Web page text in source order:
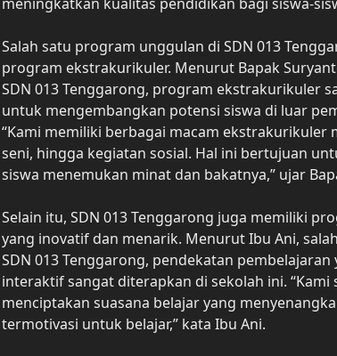
Salah satu program unggulan di SDN 013
program ekstrakurikuler. Menurut Bapak
SDN 013 Tenggarong, program ekstrakurikuler
untuk mengembangkan potensi siswa di luar
“Kami memiliki berbagai macam ekstrakurikuler
seni, hingga kegiatan sosial. Hal ini bertujuan
siswa menemukan minat dan bakatnya,” ujar
Selain itu, SDN 013 Tenggarong juga memiliki
yang inovatif dan menarik. Menurut Ibu Ani,
SDN 013 Tenggarong, pendekatan
interaktif sangat diterapkan di sekolah ini. “Kami
menciptakan suasana belajar yang
termotivasi untuk belajar,” kata Ibu Ani.